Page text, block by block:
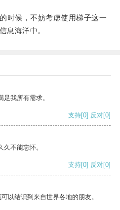
候，不妨考虑使用梯子这一
息海洋中。
我所有需求。
支持[0] 反对[0]
不能忘怀。
支持[0] 反对[0]
以结识到来自世界各地的朋友。